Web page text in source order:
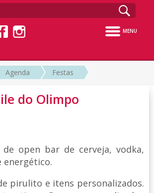
MENU
Agenda Festas
do Olimpo
open bar de cerveja, vodka,
energético.
pirulito e itens personalizados.